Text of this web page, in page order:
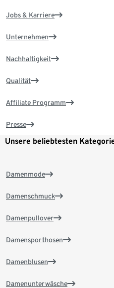
Jobs & Karriere
Unternehmen
Nachhaltigkeit
Qualität
Affiliate Programm
Presse
Unsere beliebtesten
Damenmode
Damenschmuck
Damenpullover
Damensporthosen
Damenblusen
Damenunterwäsche